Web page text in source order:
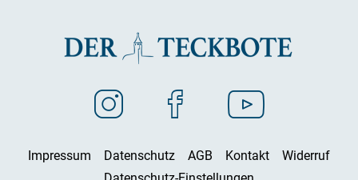
Impressum Datenschutz AGB Kontakt
Widerruf